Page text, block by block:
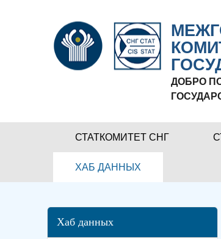
ДОБРО
СТАТКОМИТЕТ СНГ
ХАБ ДАННЫХ
Хаб данных